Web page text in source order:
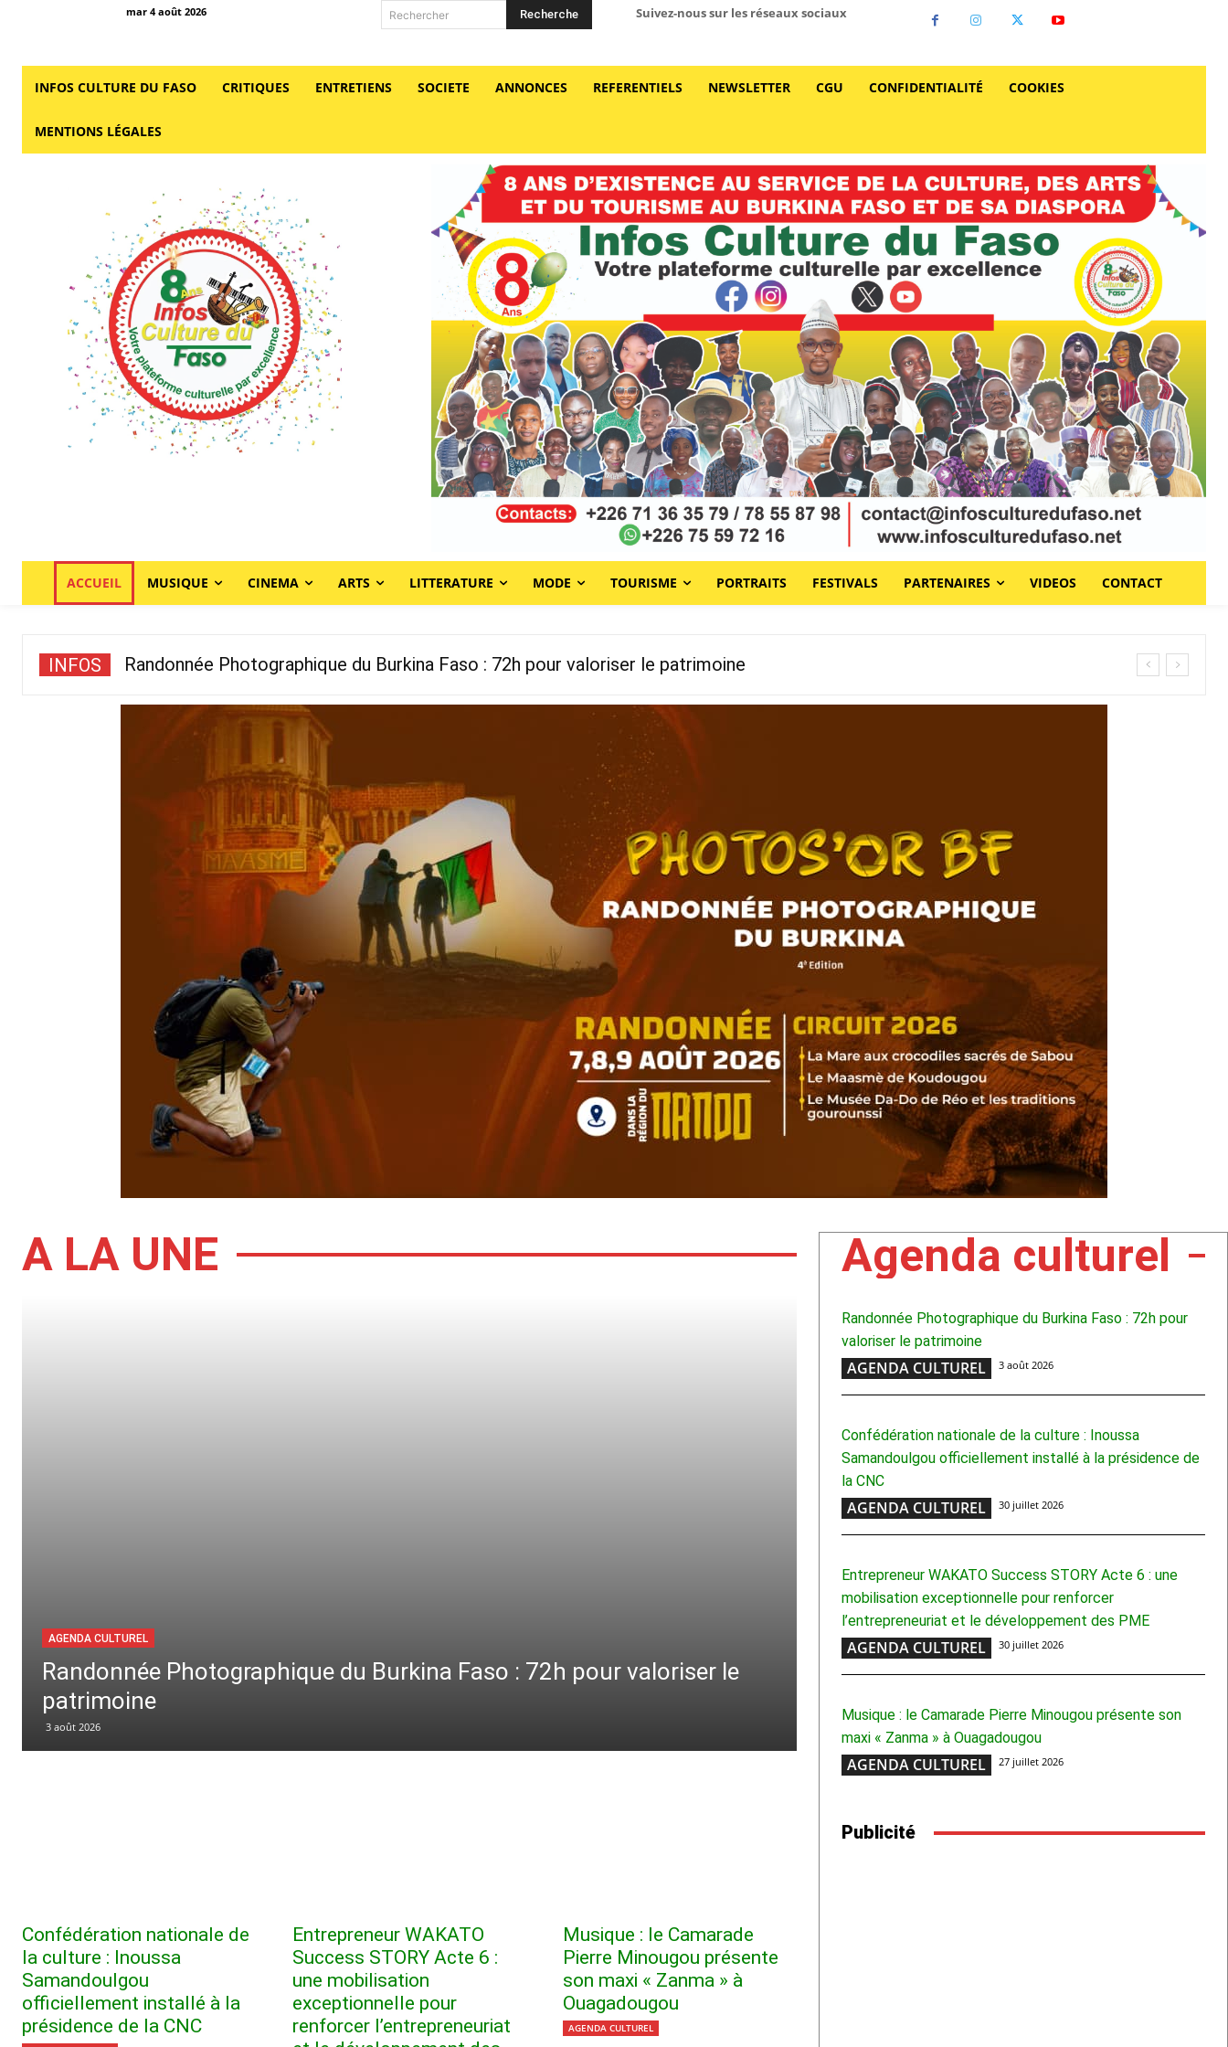
mar 4 août 2026 Rechercher Recherche Suivez-nous sur les réseaux sociaux
INFOS CULTURE DU FASO CRITIQUES ENTRETIENS SOCIETE ANNONCES REFERENTIELS NEWSLETTER CGU CONFIDENTIALITÉ COOKIES
MENTIONS LÉGALES
ACCUEIL MUSIQUE CINEMA ARTS LITTERATURE MODE TOURISME PORTRAITS FESTIVALS PARTENAIRES VIDEOS CONTACT
INFOS Randonnée Photographique du Burkina Faso : 72h pour valoriser le patrimoine
A LA UNE
AGENDA CULTUREL
Randonnée Photographique du Burkina Faso : 72h pour valoriser le
patrimoine
3 août 2026
Confédération nationale de
la culture : Inoussa
Samandoulgou
officiellement installé à la
présidence de la CNC
Entrepreneur WAKATO
Success STORY Acte 6 :
une mobilisation
exceptionnelle pour
renforcer l’entrepreneuriat
Musique : le Camarade
Pierre Minougou présente
son maxi « Zanma » à
Ouagadougou
AGENDA CULTUREL
Agenda culturel
Randonnée Photographique du Burkina Faso : 72h pour
valoriser le patrimoine
AGENDA CULTUREL 3 août 2026
Confédération nationale de la culture : Inoussa
Samandoulgou officiellement installé à la présidence de
la CNC
AGENDA CULTUREL 30 juillet 2026
Entrepreneur WAKATO Success STORY Acte 6 : une
mobilisation exceptionnelle pour renforcer
l’entrepreneuriat et le développement des PME
AGENDA CULTUREL 30 juillet 2026
Musique : le Camarade Pierre Minougou présente son
maxi « Zanma » à Ouagadougou
AGENDA CULTUREL 27 juillet 2026
Publicité